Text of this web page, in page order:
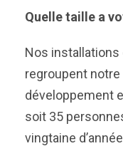
Quelle taille a
Nos installations
regroupent
développement
soit 35
vingtaine